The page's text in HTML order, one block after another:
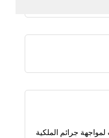
لمواجهة جرائم الملكية